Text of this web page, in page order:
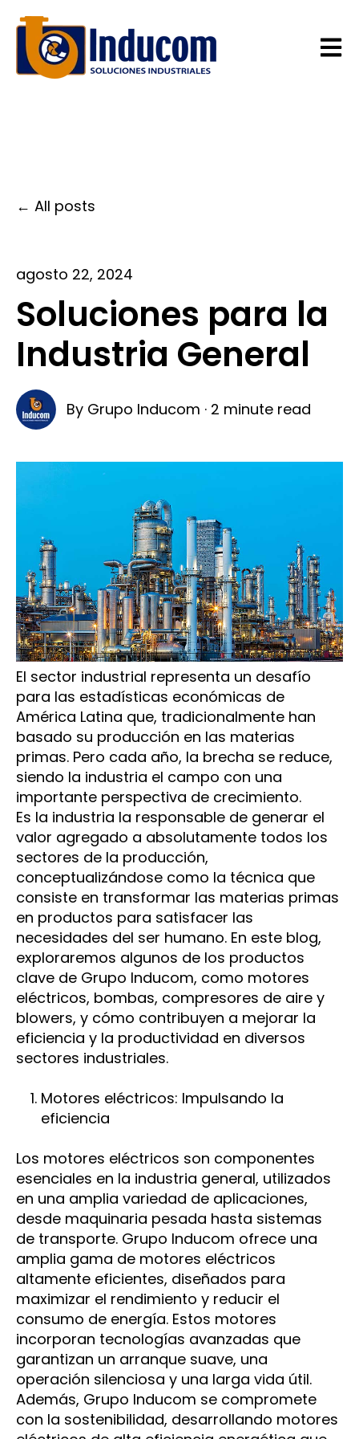
All posts
agosto 22, 2024
Soluciones para la
Industria General
By Grupo Inducom · 2 minute read
El sector industrial representa un desafío
para las estadísticas económicas de
América Latina que, tradicionalmente han
basado su producción en las materias
primas. Pero cada año, la brecha se reduce,
siendo la industria el campo con una
importante perspectiva de crecimiento.
Es la industria la responsable de generar el
valor agregado a absolutamente todos los
sectores de la producción,
conceptualizándose como la técnica que
consiste en transformar las materias primas
en productos para satisfacer las
necesidades del ser humano. En este blog,
exploraremos algunos de los productos
clave de Grupo Inducom, como motores
eléctricos, bombas, compresores de aire y
blowers, y cómo contribuyen a mejorar la
eficiencia y la productividad en diversos
sectores industriales.
Motores eléctricos: Impulsando la
eficiencia
Los motores eléctricos son componentes
esenciales en la industria general, utilizados
en una amplia variedad de aplicaciones,
desde maquinaria pesada hasta sistemas
de transporte. Grupo Inducom ofrece una
amplia gama de motores eléctricos
altamente eficientes, diseñados para
maximizar el rendimiento y reducir el
consumo de energía. Estos motores
incorporan tecnologías avanzadas que
garantizan un arranque suave, una
operación silenciosa y una larga vida útil.
Además, Grupo Inducom se compromete
con la sostenibilidad, desarrollando motores